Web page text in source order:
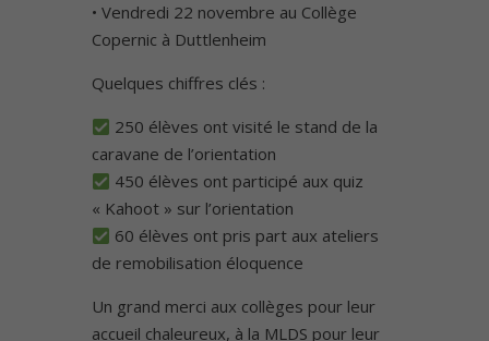
•⁠ ⁠Vendredi 22 novembre au Collège
Copernic à Duttlenheim
Quelques chiffres clés :
250 élèves ont visité le stand de la
caravane de l’orientation
450 élèves ont participé aux quiz
« Kahoot » sur l’orientation
60 élèves ont pris part aux ateliers
de remobilisation éloquence
Un grand merci aux collèges pour leur
accueil chaleureux, à la MLDS pour leur